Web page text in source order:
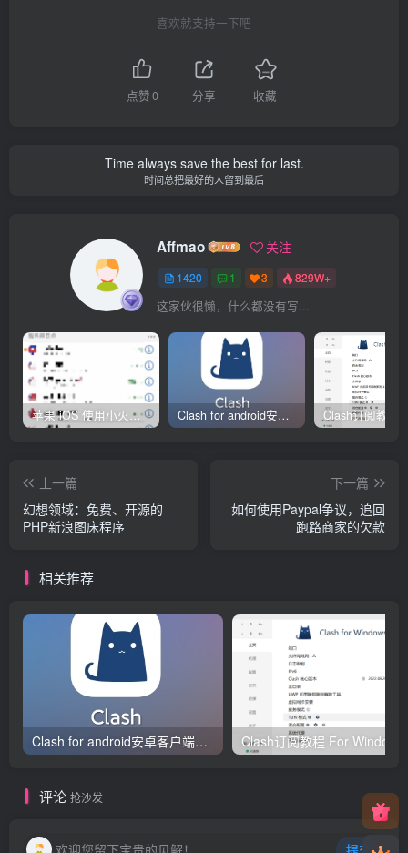
喜欢就支持一下吧
点赞0 分享 收藏
Time always save the best for last.
时间总把最好的人留到最后
Affmao 关注
1420 1 3 829W+
这家伙很懒，什么都没有写...
苹果 iOS 使用小火箭(shadowrocket)新手教程 Clash for android安卓客户端保姆级新手使用教程
上一篇
幻想领域：免费、开源的
PHP新浪图床程序
下一篇
如何使用Paypal争议，追回
跑路商家的欠款
相关推荐
Clash for android安卓客户端保姆级新手使用教程
评论 抢沙发